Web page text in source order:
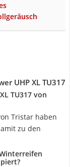
UHP XL TU317
TU317 von
Tristar haben
zu den